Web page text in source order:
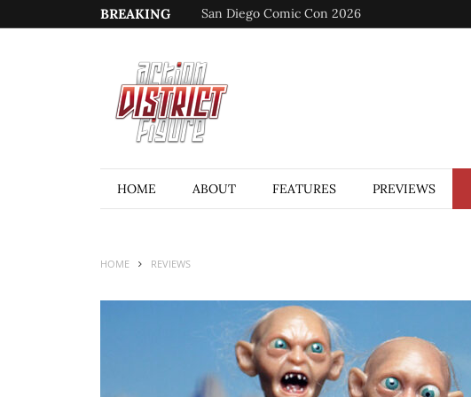
BREAKING San Diego Comic Con 2026
HOME ABOUT FEATURES PREVIEWS
HOME REVIEWS